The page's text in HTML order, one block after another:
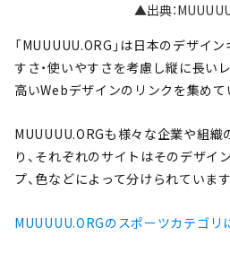
▲出典：
「MUUUUU.ORG」は日本のデザイ
すさ・使いやすさを考慮し縦に長い
高いWebデザインのリンクを集めて
MUUUUU.ORGも様々な企業や組
り、それぞれのサイトはそのデザイ
プ、色などによって分けられています
MUUUUU.ORGのスポーツカテゴリ